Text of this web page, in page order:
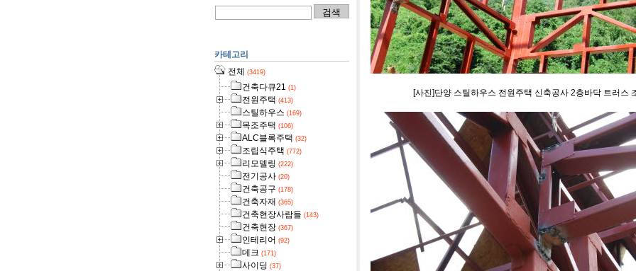
[사진]단양 스틸하우스 전원주택 신축공사 2층바닥 트러스
카테고리
전체 (3419)
건축다큐21 (1)
전원주택 (413)
스틸하우스 (169)
목조주택 (106)
ALC블록주택 (32)
조립식주택 (772)
리모델링 (222)
전기공사 (20)
건축공구 (178)
건축자재 (365)
건축현장사람들 (143)
건축현장 (367)
인테리어 (92)
데크 (171)
사이딩 (37)